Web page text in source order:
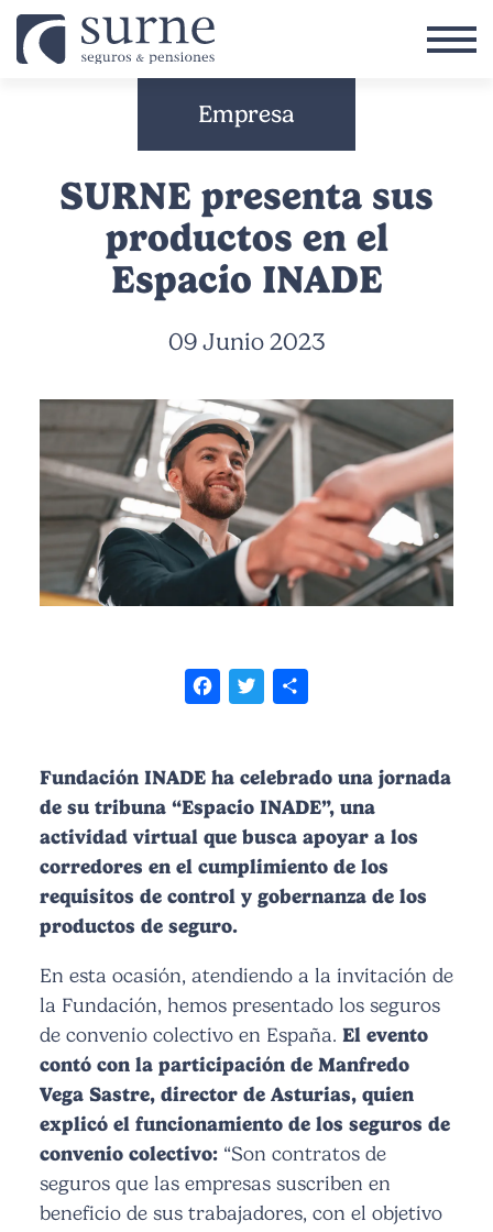
Pasar al contenido principal
Empresa
SURNE presenta sus
productos en el
Espacio INADE
09 Junio 2023
Facebook
Twitter
Fundación INADE ha celebrado una jornada
de su tribuna “Espacio INADE”, una
actividad virtual que busca apoyar a los
corredores en el cumplimiento de los
requisitos de control y gobernanza de los
productos de seguro.
En esta ocasión, atendiendo a la invitación de
la Fundación, hemos presentado los seguros
de convenio colectivo en España. El evento
contó con la participación de Manfredo
Vega Sastre, director de Asturias, quien
explicó el funcionamiento de los seguros de
convenio colectivo: “Son contratos de
seguros que las empresas suscriben en
beneficio de sus trabajadores, con el objetivo